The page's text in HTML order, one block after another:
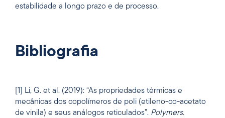
estabilidade a longo prazo e de processo.
Bibliografia
[1] Li, G. et al. (2019): “As propriedades térmicas e
mecânicas dos copolímeros de poli (etileno-co-acetato
de vinila) e seus análogos reticulados”. Polymers.